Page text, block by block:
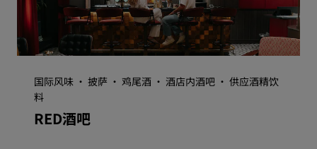
国际风味 · 披萨 · 鸡尾酒 · 酒店内酒吧 · 供应酒精饮
料
RED酒吧